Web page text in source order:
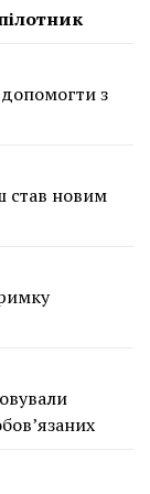
з
став новим